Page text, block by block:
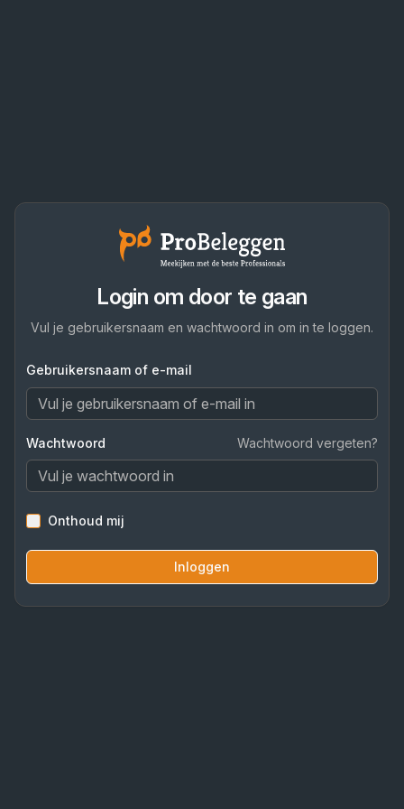
Login om door te gaan
Vul je gebruikersnaam en wachtwoord in om in te loggen.
Gebruikersnaam of e-mail
Wachtwoord Wachtwoord vergeten?
Onthoud mij
Inloggen